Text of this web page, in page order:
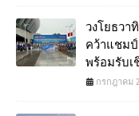
วงโยธวา
คว้าแชมป์
พร้อมรับ
กรกฎาคม